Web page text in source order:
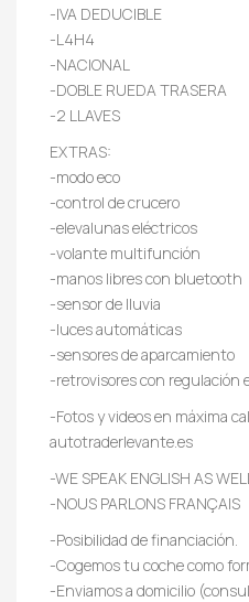
-IVA DEDUCIBLE
-L4H4
-NACIONAL
-DOBLE RUEDA TRASERA
-2 LLAVES
EXTRAS:
-modo eco
-control de crucero
-elevalunas eléctricos
-volante multifunción
-manos libres con bluetooth
-sensor de lluvia
-luces automáticas
-sensores de aparcamiento
-retrovisores con regulación
-Fotos y videos en máxima
autotraderlevante.es
-WE SPEAK ENGLISH AS WELL
-NOUS PARLONS FRANÇAIS
-Posibilidad de financiación.
-Cogemos tu coche como
-Enviamos a domicilio